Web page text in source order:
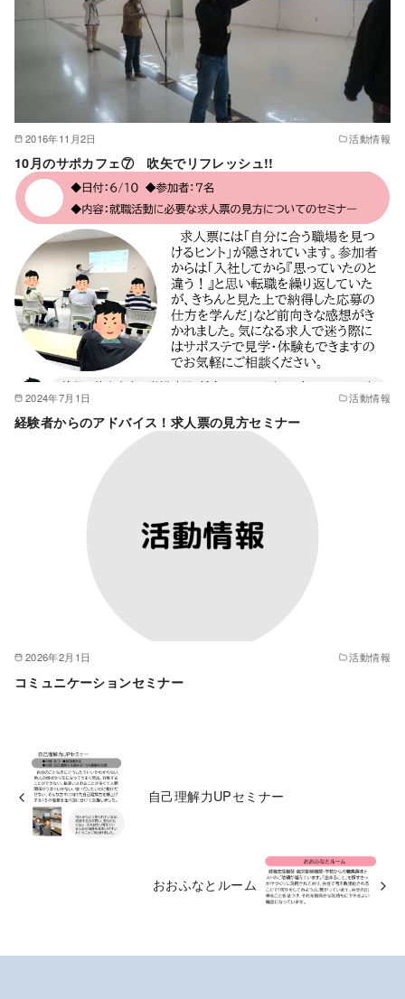
2016年11月2日 活動情報
10月のサポカフェ⑦ 吹矢でリフレッシュ!!
2024年7月1日 活動情報
経験者からのアドバイス！求人票の見方セミナー
2026年2月1日 活動情報
コミュニケーションセミナー
自己理解力UPセミナー
おおふなとルーム